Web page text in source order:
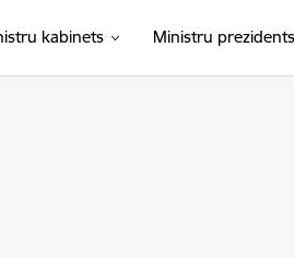
kabinets Ministru prezidents